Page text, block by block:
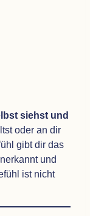
siehst und
oder an dir
gibt dir das
und
ist nicht